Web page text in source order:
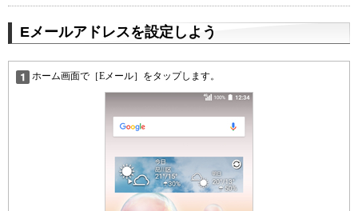
Eメールアドレスを設定しよう
ホーム画面で［Eメール］をタップします。